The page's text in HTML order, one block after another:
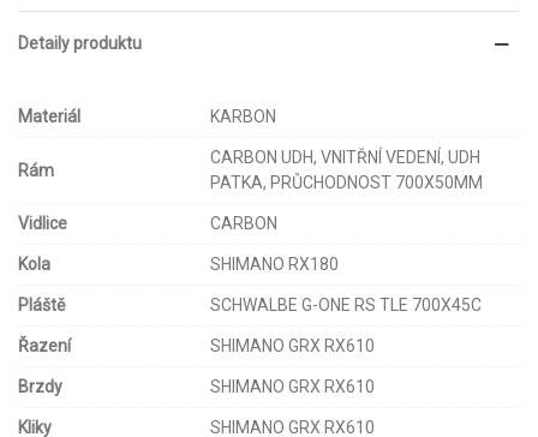
maximalni univerzalnost, odolnost a prakticnost pri delsich
expedicich i rychlych vyjizdkach.
(Toolbox) ve spodni ramove trubce. Tento chytry detail vam
ramu, aniz byste museli kolo ovesit brasnami. Ram dale nabizi
vnitrni vedeni veskere kabelaze a je vybaven velkym mnozstvim
v konfiguraci 1x12. Prehazovacka GRX RX822 ve spolupraci s
kazetou o obrovskem rozsahu 10-51 zubu a prevodnikem se 40
kdyz jedete plne nalozeni. O vcasne a bezpecne zastaveni se
staraji hydraulicke brzdy z rodiny Shimano GRX se 160mm
kotouci.
Detaily produktu
Materiál KARBON
Rám
CARBON UDH, VNITŘNÍ VEDENÍ, UDH
PATKA, PRŮCHODNOST 700X50MM
Vidlice CARBON
Kola SHIMANO RX180
Pláště SCHWALBE G-ONE RS TLE 700X45C
Řazení SHIMANO GRX RX610
Brzdy SHIMANO GRX RX610
Kliky SHIMANO GRX RX610